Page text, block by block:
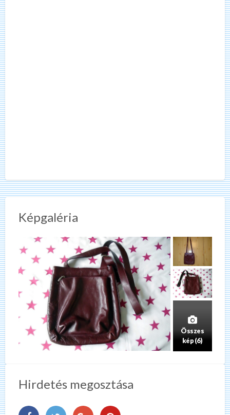
Képgaléria
Összes
kép (6)
Hirdetés megosztása